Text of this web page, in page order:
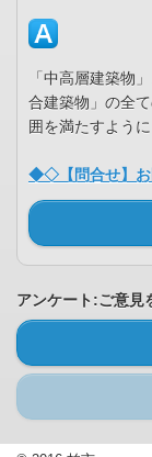
「中高層建築物
合建築物」の全
囲を満たすよう
◆◇【問合せ】
アンケート:ご意見